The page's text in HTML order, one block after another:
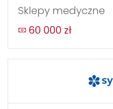
Sklepy medyczne
60 000 zł